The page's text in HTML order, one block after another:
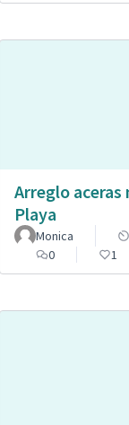
Arreglo
Playa
Monica
0
1